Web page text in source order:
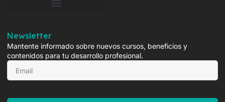
Newsletter
Mantente informado sobre nuevos cursos, beneficios y
contenidos para tu desarrollo profesional.